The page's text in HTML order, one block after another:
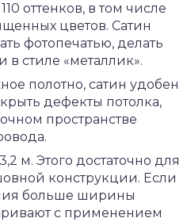
оттенков, в том числе
цветов. Сатин
фотопечатью, делать
в стиле «металлик».
полотно, сатин удобен
дефекты потолка,
пространстве
м. Этого достаточно для
конструкции. Если
больше ширины
с применением